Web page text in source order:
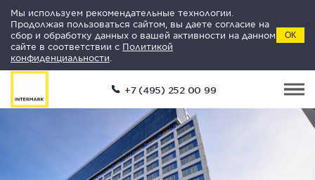
Мы используем рекомендательные технологии.
Продолжая пользоваться сайтом, вы даете согласие на
сбор и обработку данных о вашей активности на данном
сайте в соответствии с Политикой
конфиденциальности
ОК
+7 (495) 252 00 99